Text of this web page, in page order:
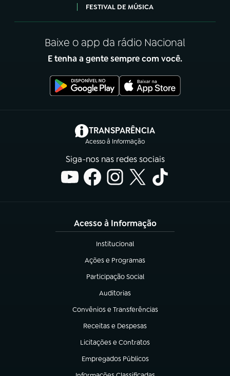
FESTIVAL DE MÚSICA
Baixe o app da rádio Nacional
E tenha a gente sempre com você.
TRANSPARÊNCIA
Acesso à Informação
(abre em nova aba)
Siga-nos nas redes sociais
Acesso à Informação
Institucional
(abre em nova aba)
Ações e Programas
(abre em nova aba)
Participação Social
(abre em nova aba)
Auditorias
(abre em nova aba)
Convênios e Transferências
(abre em nova aba)
Receitas e Despesas
(abre em nova aba)
Licitações e Contratos
(abre em nova aba)
Empregados Públicos
(abre em nova aba)